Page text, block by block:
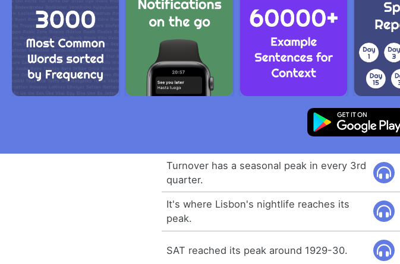
Turnover has a seasonal peak in every 3rd
quarter.
It's where Lisbon's nightlife reaches its
peak.
SAT reached its peak around 1929-30.